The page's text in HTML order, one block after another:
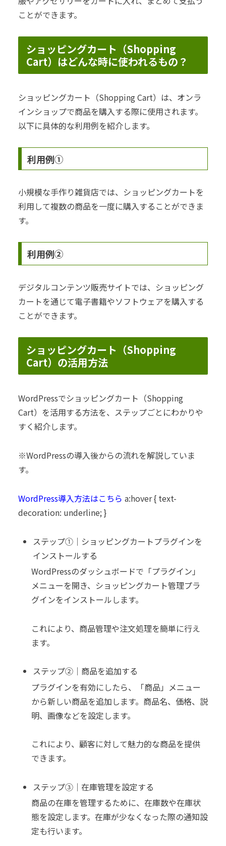
ことができます。
ショッピングカート（Shopping
Cart）はどんな時に使われるもの？
ショッピングカート（Shopping Cart）は、オンラ
インショップで商品を購入する際に使用されます。
以下に具体的な利用例を紹介します。
利用例①
小規模な手作り雑貨店では、ショッピングカートを
利用して複数の商品を一度に購入することができま
す。
利用例②
デジタルコンテンツ販売サイトでは、ショッピング
カートを通じて電子書籍やソフトウェアを購入する
ことができます。
ショッピングカート（Shopping
Cart）の活用方法
WordPressでショッピングカート（Shopping
Cart）を活用する方法を、ステップごとにわかりや
すく紹介します。
※WordPressの導入後からの流れを解説していま
す。
WordPress導入方法はこちら a:hover { text-
decoration: underline; }
ステップ①｜ショッピングカートプラグインを
インストールする
WordPressのダッシュボードで「プラグイン」
メニューを開き、ショッピングカート管理プラ
グインをインストールします。
これにより、商品管理や注文処理を簡単に行え
ます。
ステップ②｜商品を追加する
プラグインを有効にしたら、「商品」メニュー
から新しい商品を追加します。商品名、価格、説
明、画像などを設定します。
これにより、顧客に対して魅力的な商品を提供
できます。
ステップ③｜在庫管理を設定する
商品の在庫を管理するために、在庫数や在庫状
態を設定します。在庫が少なくなった際の通知設
定も行います。